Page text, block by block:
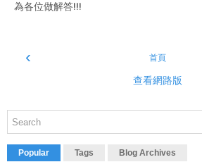
為各位做解答!!!
‹ 首頁
查看網路版
Popular Tags Blog Archives